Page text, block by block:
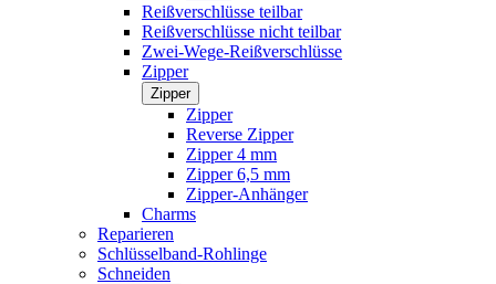
Reißverschlüsse teilbar
Reißverschlüsse nicht teilbar
Zwei-Wege-Reißverschlüsse
Zipper
Zipper
Zipper
Reverse Zipper
Zipper 4 mm
Zipper 6,5 mm
Zipper-Anhänger
Charms
Reparieren
Schlüsselband-Rohlinge
Schneiden